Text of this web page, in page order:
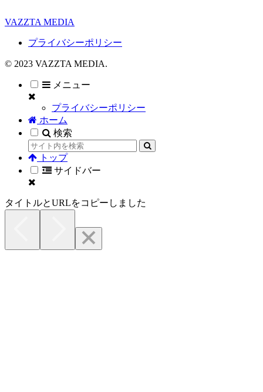
VAZZTA MEDIA
プライバシーポリシー
© 2023 VAZZTA MEDIA.
メニュー
プライバシーポリシー
ホーム
検索
トップ
サイドバー
タイトルとURLをコピーしました